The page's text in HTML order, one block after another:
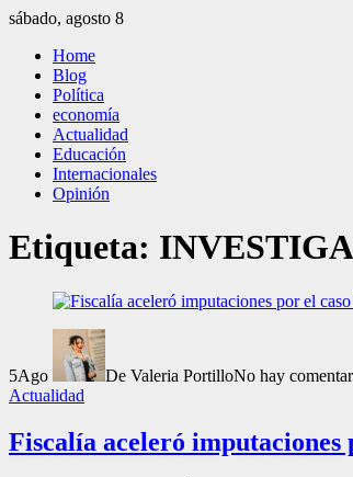
Saltar
contenido
sábado, agosto 8
El Independiente
El independiente Libre y Transparente
Home
Blog
Política
economía
Actualidad
Educación
Internacionales
Opinión
Etiqueta:
5Ago De Valeria PortilloNo hay
Actualidad
Fiscalía aceleró